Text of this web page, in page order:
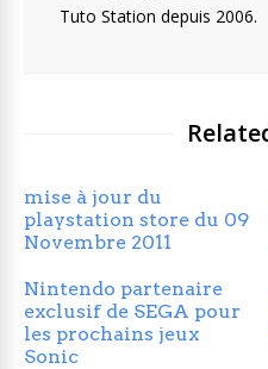
Tuto Station depuis 2006.
mise à jour du
playstation store du 09
Novembre 2011
Nintendo partenaire
exclusif de SEGA pour
les prochains jeux
Sonic